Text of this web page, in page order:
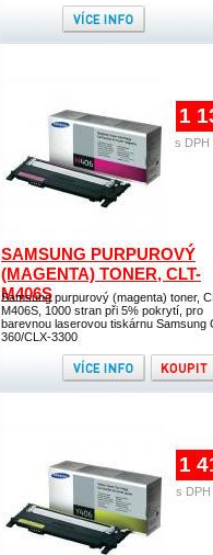
SAMSUNG PURPUROVÝ
(MAGENTA) TONER, CLT-
M406S
Samsung purpurový (magenta) toner,
M406S, 1000 stran při 5% pokrytí, pro
barevnou laserovou tiskárnu Samsung
360/CLX-3300
1
s DPH
1
s DPH